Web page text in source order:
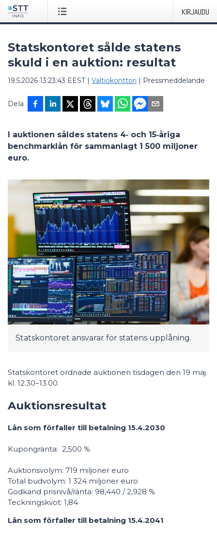
KIRJAUDU
Statskontoret sålde statens
skuld i en auktion: resultat
19.5.2026 13:23:43 EEST| Valtiokonttori | Pressmeddelande
Dela
I auktionen såldes statens 4‑ och 15‑åriga
benchmarklån för sammanlagt 1 500 miljoner
euro.
Statskontoret ansvarar för statens upplåning.
Statskontoret ordnade auktionen tisdagen den 19 maj
kl. 12.30–13.00.
Auktionsresultat
Lån som förfaller till betalning 15.4.2030
Kupongränta: 2,500 %
Auktionsvolym: 719 miljoner euro
Total budvolym: 1 324 miljoner euro
Godkänd prisnivå/ränta: 98,440 / 2,928 %
Teckningskvot: 1,84
Lån som förfaller till betalning 15.4.2041